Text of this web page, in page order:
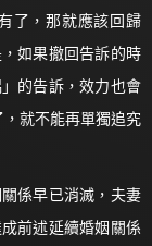
了，那就應該回歸
如果撤回告訴的時
的告訴，效力也會
就不能再單獨追究
係早已消滅，夫妻
前述延續婚姻關係